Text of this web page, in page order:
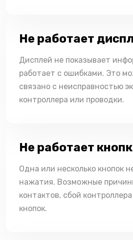
Не работает
Дисплей не показывает
работает с ошибками. Это
связано с неисправностью
контроллера или проводки.
Не работает
Одна или несколько кнопок
нажатия. Возможные
контактов, сбой
кнопок.